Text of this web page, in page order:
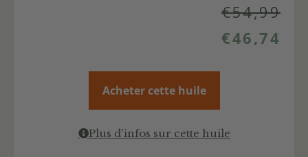
€54,99
€46,74
Acheter cette huile
Plus d'infos sur cette huile